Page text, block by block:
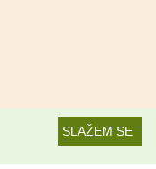
SLAŽEM SE